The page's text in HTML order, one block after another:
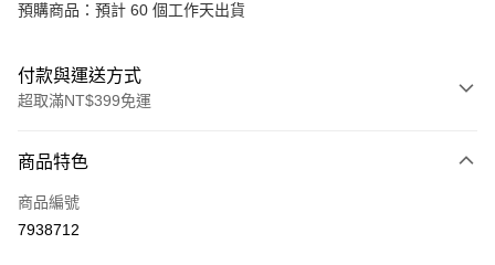
預購商品：預計 60 個工作天出貨
付款與運送方式
超取滿NT$399免運
信用卡一次付款
信用卡分期付款
商品特色
商品編號
7938712